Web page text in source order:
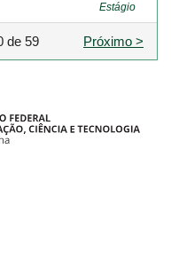
Estágio
de 59 Próximo >